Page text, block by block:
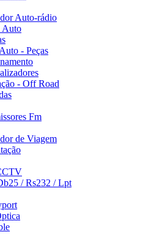
Auto-rádio
Auto
- Peças
- Off Road
Fm
de Viagem
/ Rs232 / Lpt